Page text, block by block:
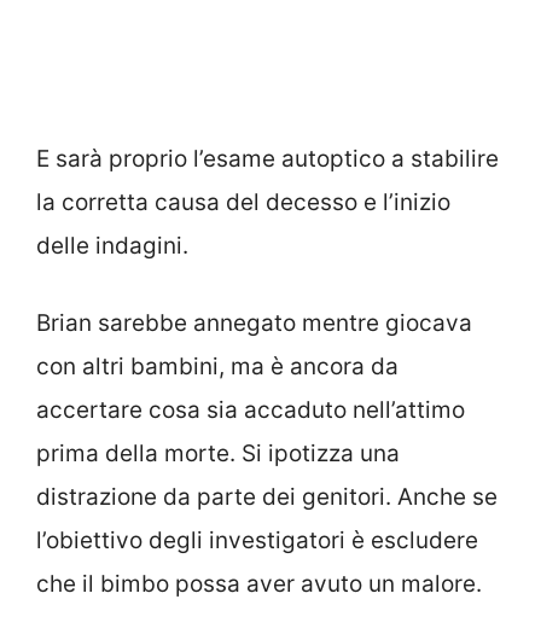
E sarà proprio l’esame autoptico a stabilire
la corretta causa del decesso e l’inizio
delle indagini.
Brian sarebbe annegato mentre giocava
con altri bambini, ma è ancora da
accertare cosa sia accaduto nell’attimo
prima della morte. Si ipotizza una
distrazione da parte dei genitori. Anche se
l’obiettivo degli investigatori è escludere
che il bimbo possa aver avuto un malore.